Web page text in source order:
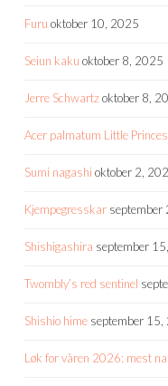
Furu oktober 10, 2025
Seiun kaku oktober 8, 2025
Jerre Schwartzoktober 8,
Acer palmatum Little
Sumi nagashi oktober 2,
Kjempegresskar
Shishigashira september
Twombly’s red sentinel
Shishio hime september 15,
Løk for våren 2026: mest